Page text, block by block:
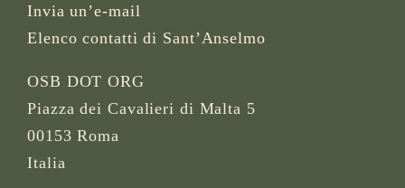
Invia un’e-mail
Elenco contatti di Sant’Anselmo
OSB DOT ORG
Piazza dei Cavalieri di Malta 5
00153 Roma
Italia